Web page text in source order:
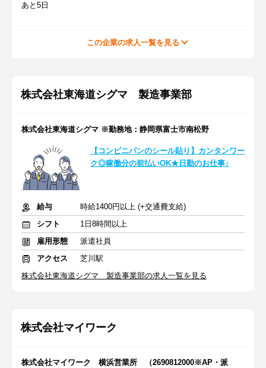
あと5日
この企業の求人一覧を見る
株式会社東海道シグマ 製造事業部
株式会社東海道シグマ ※勤務地：静岡県富士市南松野
【コンビニパンのシール貼り】カンタンワー
ク◎稼働分の前払いOK★日勤のお仕事♪
給与
時給1400円以上 (+交通費支給)
シフト
1日8時間以上
雇用形態
派遣社員
アクセス
芝川駅
株式会社東海道シグマ 製造事業部の求人一覧を見る
株式会社マイワーク
株式会社マイワーク 横浜営業所 （2690812000※AP・派